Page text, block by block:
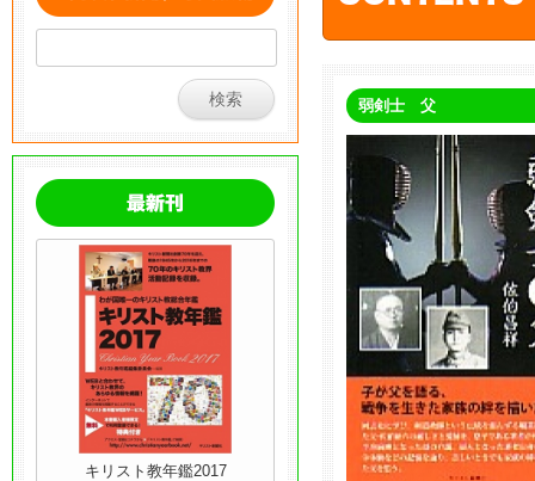
弱剣士 父
キリスト教年鑑2017